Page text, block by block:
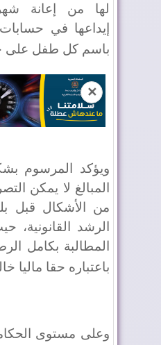
لها من إعانة
إيداعها في
باسم كل طفل على
✕
ويؤكد المرسوم
المبالغ لا يمكن
من الأشكال قبل
الرشد القانونية،
المطالبة بكامل
باعتباره حقا ماليا
وعلى مستوى